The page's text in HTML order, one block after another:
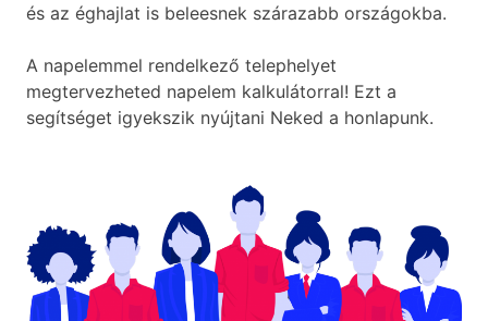
és az éghajlat is beleesnek szárazabb országokba.
A napelemmel rendelkező telephelyet
megtervezheted napelem kalkulátorral! Ezt a
segítséget igyekszik nyújtani Neked a honlapunk.